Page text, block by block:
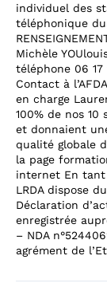
individuel des
téléphonique
Michèle
téléphone 06 17
Contact à
en charge
100% de nos
et donnaient
qualité globale
la page
internet En tant
LRDA dispose
Déclaration
enregistrée
– NDA
agrément de